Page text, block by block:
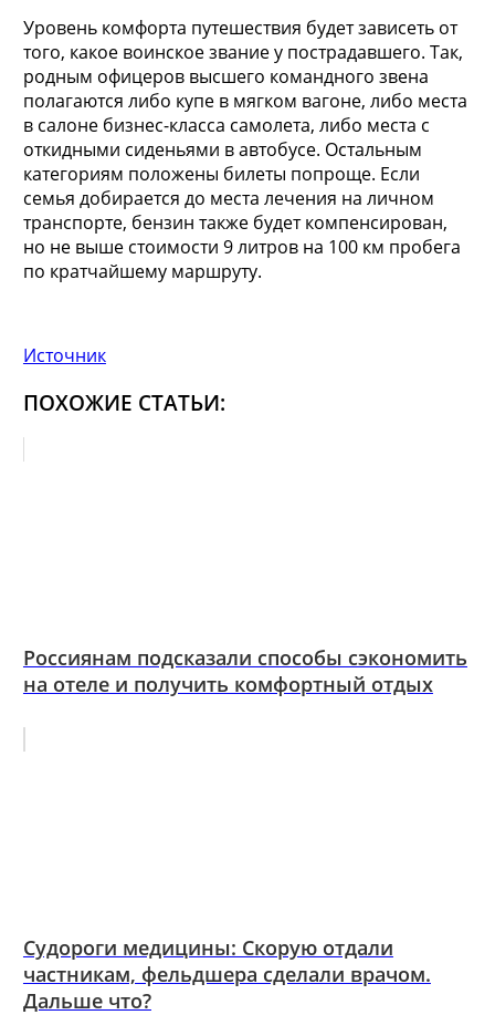
Уровень комфорта путешествия будет зависеть от
того, какое воинское звание у пострадавшего. Так,
родным офицеров высшего командного звена
полагаются либо купе в мягком вагоне, либо места
в салоне бизнес-класса самолета, либо места с
откидными сиденьями в автобусе. Остальным
категориям положены билеты попроще. Если
семья добирается до места лечения на личном
транспорте, бензин также будет компенсирован,
но не выше стоимости 9 литров на 100 км пробега
по кратчайшему маршруту.
Источник
ПОХОЖИЕ СТАТЬИ:
Россиянам подсказали способы сэкономить
на отеле и получить комфортный отдых
Судороги медицины: Скорую отдали
частникам, фельдшера сделали врачом.
Дальше что?